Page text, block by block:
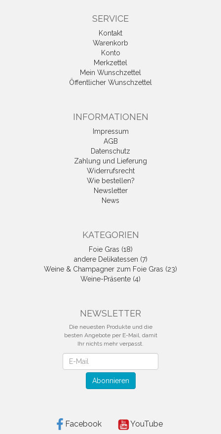
SERVICE
Kontakt
Warenkorb
Konto
Merkzettel
Mein Wunschzettel
Öffentlicher Wunschzettel
INFORMATIONEN
Impressum
AGB
Datenschutz
Zahlung und Lieferung
Widerrufsrecht
Wie bestellen?
Newsletter
News
KATEGORIEN
Foie Gras (18)
andere Delikatessen (7)
Weine & Champagner zum Foie Gras (23)
Weine-Präsente (4)
NEWSLETTER
Die neuesten Produkte und die
besten Angebote per E-Mail, damit
Ihr nichts mehr verpasst.
Abonnieren
Facebook YouTube